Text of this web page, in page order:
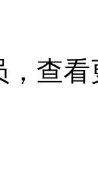
，查